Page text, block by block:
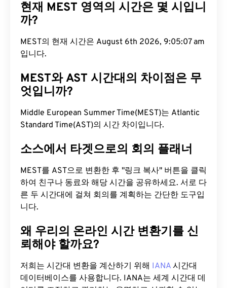
현재 MEST 영역의 시간은 몇 시입니
까?
MEST의 현재 시간은 August 6th 2026, 9:05:08 am
입니다.
MEST와 AST 시간대의 차이점은 무
엇입니까?
Middle European Summer Time(MEST)는 Atlantic
Standard Time(AST)의 시간 차이입니다.
소스에서 타겟으로의 회의 플래너
MEST를 AST으로 변환한 후 "링크 복사" 버튼을 클릭
하여 친구나 동료와 해당 시간을 공유하세요. 서로 다
른 두 시간대에 걸쳐 회의를 계획하는 간단한 도구입
니다.
왜 우리의 온라인 시간 변환기를 신
뢰해야 할까요?
저희는 시간대 변환을 계산하기 위해 IANA 시간대
데이터베이스를 사용합니다. IANA는 세계 시간대 데